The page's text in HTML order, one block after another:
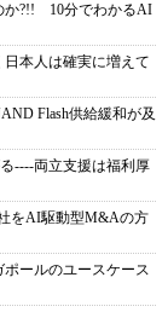
か?!! 10分でわかるAI
本人は確実に増えて
Flash供給緩和が及
----両立支援は福利厚
をAI駆動型M&Aの方
ールのユースケース